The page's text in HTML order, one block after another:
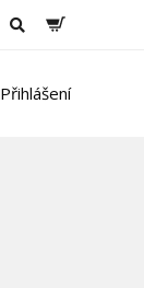
Přihlášení